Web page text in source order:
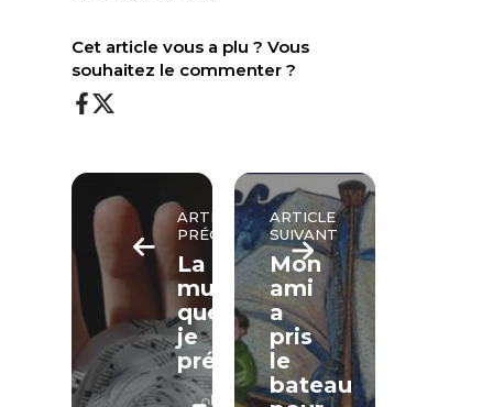
Cet article vous a plu ? Vous
souhaitez le commenter ?
ARTICLE
PRÉCÉDENT
La
musique
que
je
préfère
LECTURE
ARTICLE
SUIVANT
Mon
ami
a
pris
le
bateau